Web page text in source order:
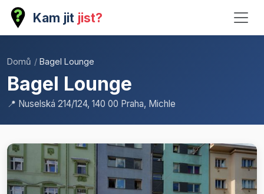
Kam jit jist?
Domů / Bagel Lounge
Bagel Lounge
📍 Nuselská 214/124, 140 00 Praha, Michle